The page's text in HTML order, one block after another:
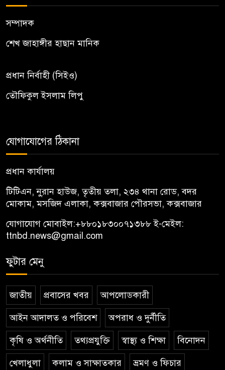
সম্পাদক
শেখ জাহাঙ্গীর হাছান মানিক
প্রধান নির্বাহী (সিইও)
তৌফিকুল ইসলাম লিপু
যোগাযোগের ঠিকানা
প্রধান কার্যালয়
টিটিএন, নু্রান হাউজ, তৃতীয় তলা, ২৩৪ থানা রোড, বদর
মোকাম, মসজিদ এলাকা, কক্সবাজার পৌরসভা, কক্সবাজার
যোগাযোগ মোবাইল:+৮৮০১৮৩০০৭১৩৮৮ই-মেইল:
ttnbd.news@gmail.com
ফুটার মেনু
জাতীয় প্রবাসের খবর আপলোডকারী
আইন আদালত ও পরিবেশ অপরাধ ও দুর্নীতি
কৃষি ও অর্থনীতি তথ্যপ্রযুক্তি স্বাস্থ্য ও শিক্ষা বিনোদন
খেলাধুলা কলাম ও সাক্ষাতকার ভ্রমণ ও ফিচার